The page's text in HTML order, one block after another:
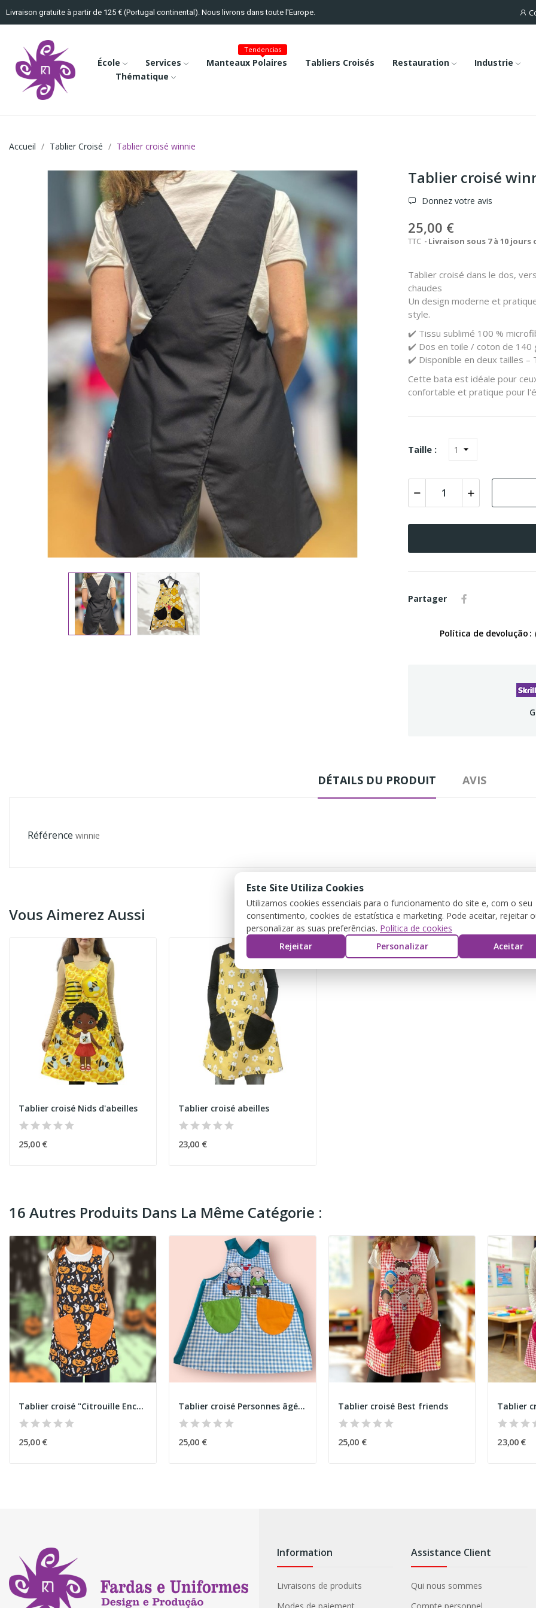
Livraison gratuite à partir de 125 € (Portugal continental). Nous livrons dans toute l'Europe.
École Services Manteaux Polaires
Tendencias
Tabliers Croisés Restauration
Industrie
Thématique
Accueil Tablier Croisé Tablier croisé winnie
Tablier croisé
Donnez votre avis
25,00 €
TTC Livraison sous 7 à 10 jours
Tablier croisé dans le dos,
chaudes
Un design moderne et
style.
✔️ Tissu sublimé 100 %
✔️ Dos en toile / coton de 140
✔️ Disponible en deux tailles –
Cette bata est idéale pour
confortable et pratique pour
Taille :
Partager
Política de devolução
DÉTAILS DU PRODUIT AVIS
Référence winnie
Vous Aimerez Aussi
Tablier croisé Nids d'abeilles
25,00 €
Tablier croisé abeilles
23,00 €
16 Autres Produits Dans La Même Catégorie :
Tablier croisé "Citrouille Enchantée" Halloween
25,00 €
Tablier croisé Personnes âgées A
25,00 €
Tablier croisé Best friends
25,00 € 23,00 €
Information
Livraisons de produits
Assistance Client
Qui nous sommes
Este Site Utiliza Cookies
Utilizamos cookies essenciais para o funcionamento do site e, com o seu
consentimento, cookies de estatística e marketing. Pode aceitar, rejeitar
personalizar as suas preferências. Política de cookies
Rejeitar
Personalizar Aceitar